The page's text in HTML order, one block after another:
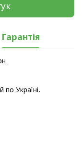
Гарантія
Україні.